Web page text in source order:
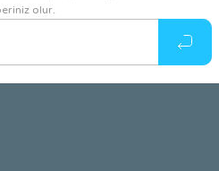
görüntülenemiyor.
bulunuyor.
olur.